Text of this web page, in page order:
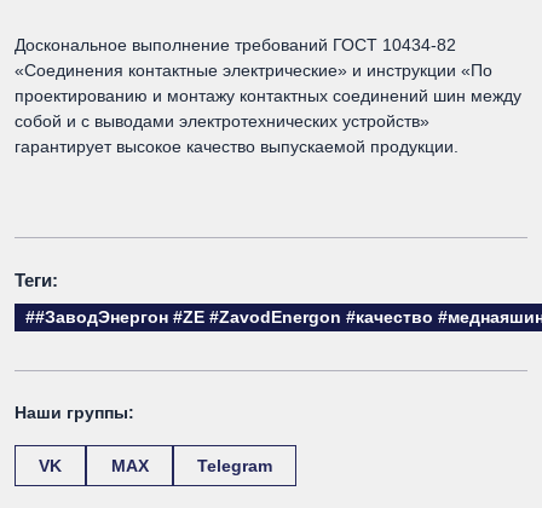
Доскональное выполнение требований ГОСТ 10434-82
«Соединения контактные электрические» и инструкции «По
проектированию и монтажу контактных соединений шин между
собой и с выводами электротехнических устройств»
гарантирует высокое качество выпускаемой продукции.
Теги:
##ЗаводЭнергон #ZE #ZavodEnergon #качество
Наши группы:
VK MAX Telegram